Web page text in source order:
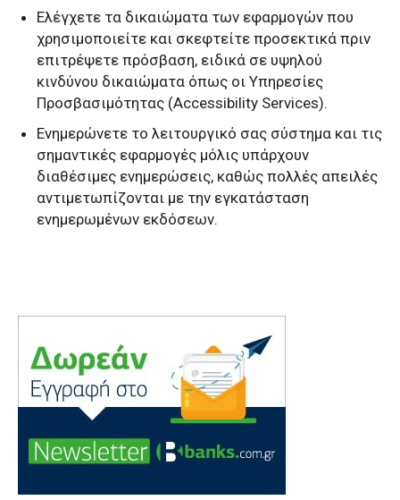
Ελέγχετε τα δικαιώματα των εφαρμογών που
χρησιμοποιείτε και σκεφτείτε προσεκτικά πριν
επιτρέψετε πρόσβαση, ειδικά σε υψηλού
κινδύνου δικαιώματα όπως οι Υπηρεσίες
Προσβασιμότητας (Accessibility Services).
Ενημερώνετε το λειτουργικό σας σύστημα και τις
σημαντικές εφαρμογές μόλις υπάρχουν
διαθέσιμες ενημερώσεις, καθώς πολλές απειλές
αντιμετωπίζονται με την εγκατάσταση
ενημερωμένων εκδόσεων.